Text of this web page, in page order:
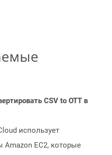
CSV to OTT в
использует
EC2, которые